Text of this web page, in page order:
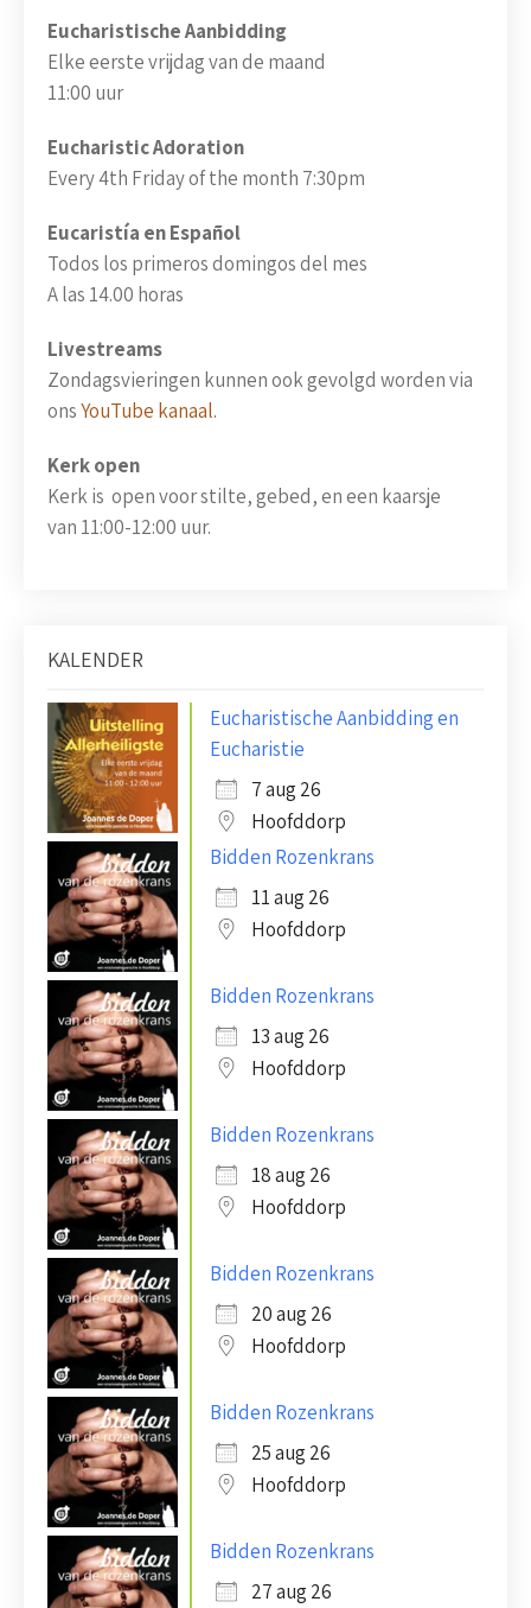
Eucharistische Aanbidding
Elke eerste vrijdag van de maand
11:00 uur
Eucharistic Adoration
Every 4th Friday of the month 7:30pm
Eucaristía en Español
Todos los primeros domingos del mes
A las 14.00 horas
Livestreams
Zondagsvieringen kunnen ook gevolgd worden via
onsYouTube kanaal.
Kerk open
Kerk is open voor stilte, gebed, en een kaarsje
van 11:00-12:00 uur.
KALENDER
Eucharistische Aanbidding en
Eucharistie
7 aug 26
Hoofddorp
Bidden Rozenkrans
11 aug 26
Hoofddorp
Bidden Rozenkrans
13 aug 26
Hoofddorp
Bidden Rozenkrans
18 aug 26
Hoofddorp
Bidden Rozenkrans
20 aug 26
Hoofddorp
Bidden Rozenkrans
25 aug 26
Hoofddorp
Bidden Rozenkrans
27 aug 26